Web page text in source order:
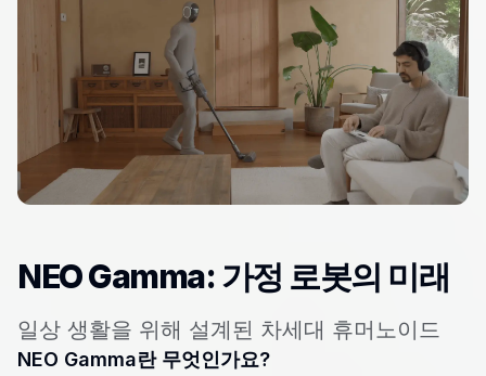
NEO Gamma: 가정 로봇의 미래
일상 생활을 위해 설계된 차세대 휴머노이드
NEO Gamma란 무엇인가요?